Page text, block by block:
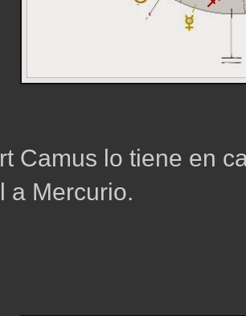
Camus lo tiene en
a Mercurio.